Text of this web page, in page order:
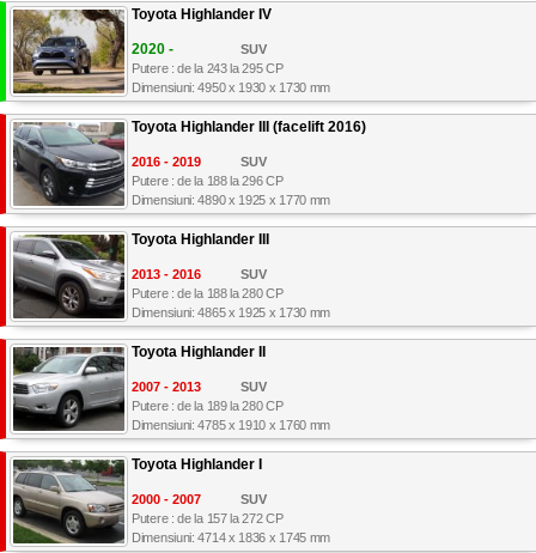
Toyota Highlander IV
2020 -
SUV
Putere : de la 243 la 295 CP
Dimensiuni: 4950 x 1930 x 1730 mm
Toyota Highlander III (facelift 2016)
2016 - 2019
SUV
Putere : de la 188 la 296 CP
Dimensiuni: 4890 x 1925 x 1770 mm
Toyota Highlander III
2013 - 2016
SUV
Putere : de la 188 la 280 CP
Dimensiuni: 4865 x 1925 x 1730 mm
Toyota Highlander II
2007 - 2013
SUV
Putere : de la 189 la 280 CP
Dimensiuni: 4785 x 1910 x 1760 mm
Toyota Highlander I
2000 - 2007
SUV
Putere : de la 157 la 272 CP
Dimensiuni: 4714 x 1836 x 1745 mm